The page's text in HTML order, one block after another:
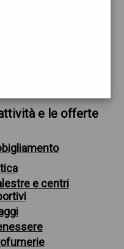
e le offerte
e centri